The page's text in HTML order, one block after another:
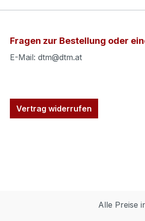
Fragen zur Bestellung oder
E-Mail: dtm@dtm.at
Vertrag widerrufen
Alle Preise